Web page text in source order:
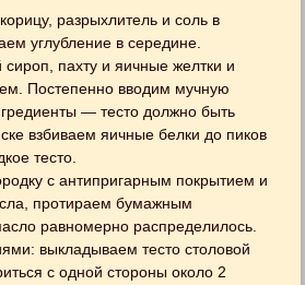
разрыхлитель и соль в
углубление в середине.
пахту и яичные желтки и
Постепенно вводим мучную
— тесто должно быть
взбиваем яичные белки до пиков
тесто.
с антипригарным покрытием и
протираем бумажным
равномерно распределилось.
выкладываем тесто столовой
с одной стороны около 2